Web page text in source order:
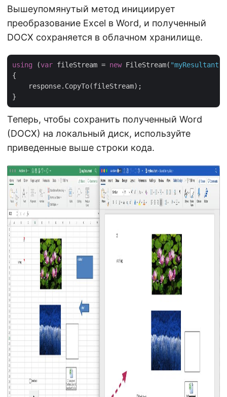
Вышеупомянутый метод инициирует
преобразование Excel в Word, и полученный
DOCX сохраняется в облачном хранилище.
using (var fileStream = new FileStream(
{
    response.CopyTo(fileStream);
Теперь, чтобы сохранить полученный Word
(DOCX) на локальный диск, используйте
приведенные выше строки кода.